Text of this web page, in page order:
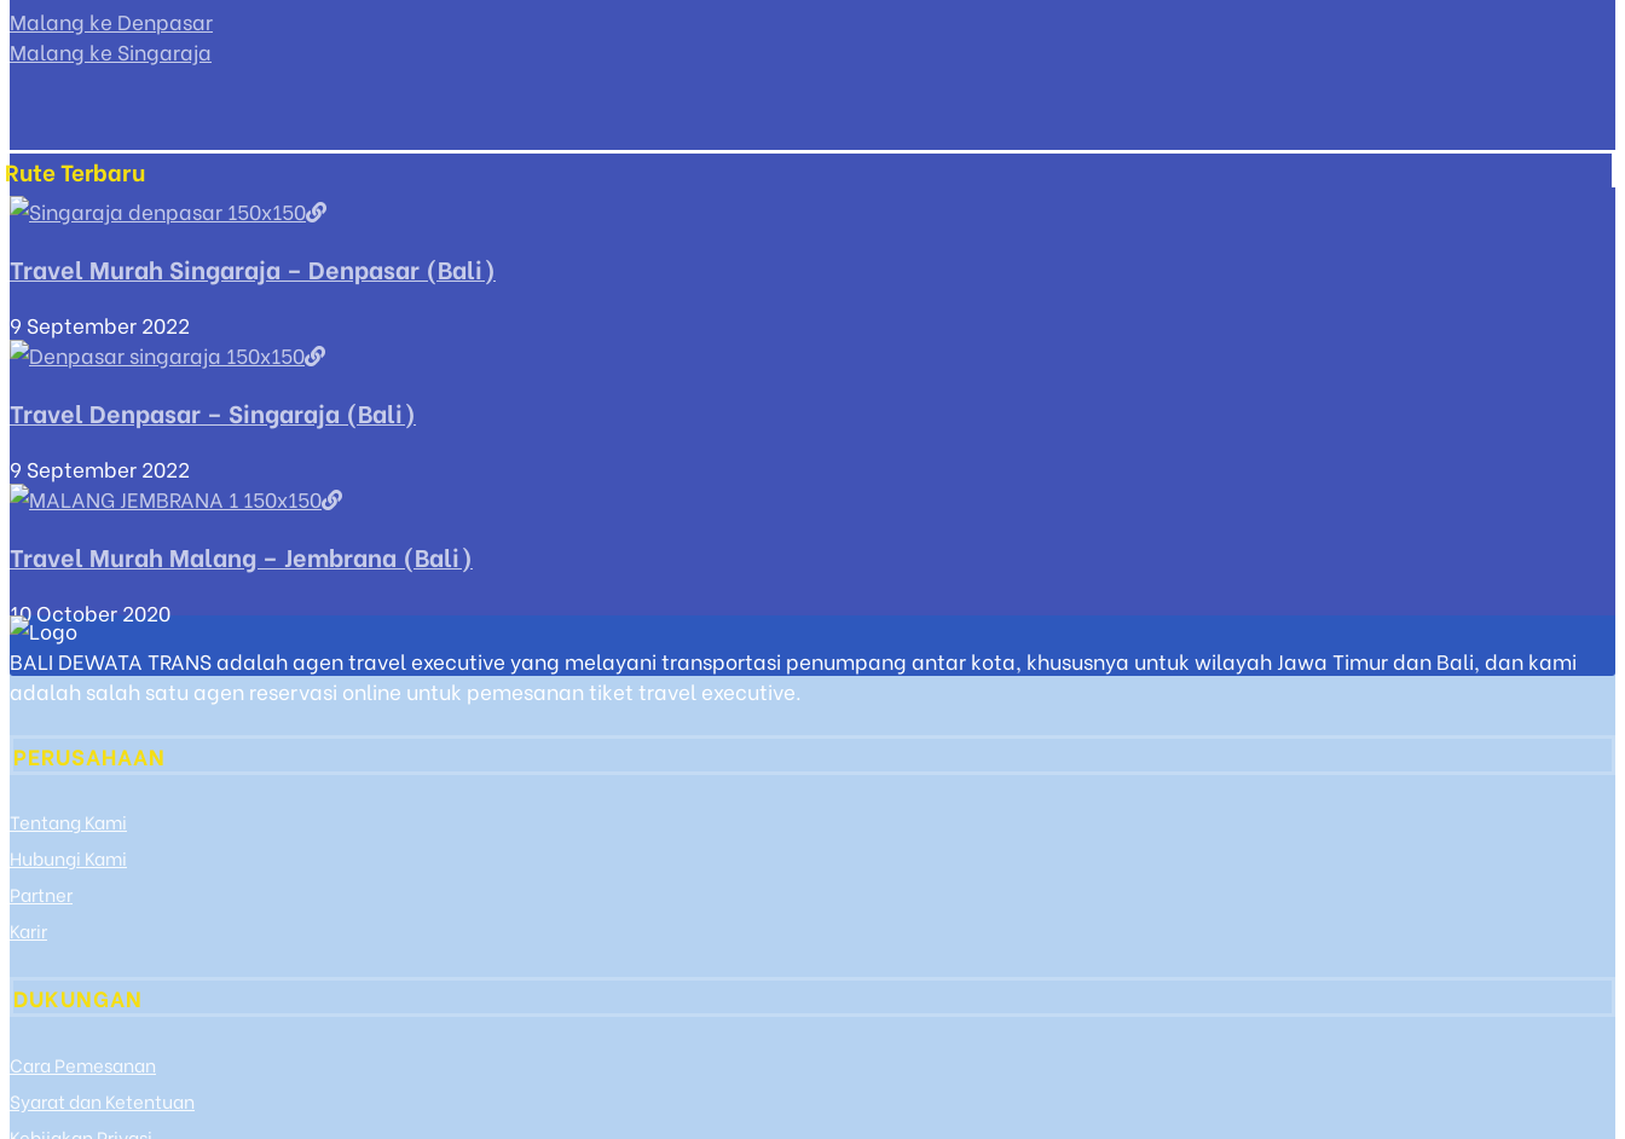
Malang ke Denpasar
Malang ke Singaraja
Rute Terbaru
Travel Murah Singaraja – Denpasar (Bali)
9 September 2022
Travel Denpasar – Singaraja (Bali)
9 September 2022
Travel Murah Malang – Jembrana (Bali)
10 October 2020
BALI DEWATA TRANS adalah agen travel executive yang melayani transportasi penumpang antar kota, khususnya untuk wilayah Jawa Timur dan Bali, dan kami
adalah salah satu agen reservasi online untuk pemesanan tiket travel executive.
PERUSAHAAN
Tentang Kami
Hubungi Kami
Partner
Karir
DUKUNGAN
Cara Pemesanan
Syarat dan Ketentuan